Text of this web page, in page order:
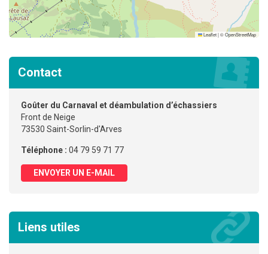
Leaflet|©OpenStreetMap
Contact
Goûter du Carnaval et déambulation d’échassiers
Front de Neige
73530 Saint-Sorlin-d'Arves
Téléphone : 04 79 59 71 77
ENVOYER UN E-MAIL
Liens utiles